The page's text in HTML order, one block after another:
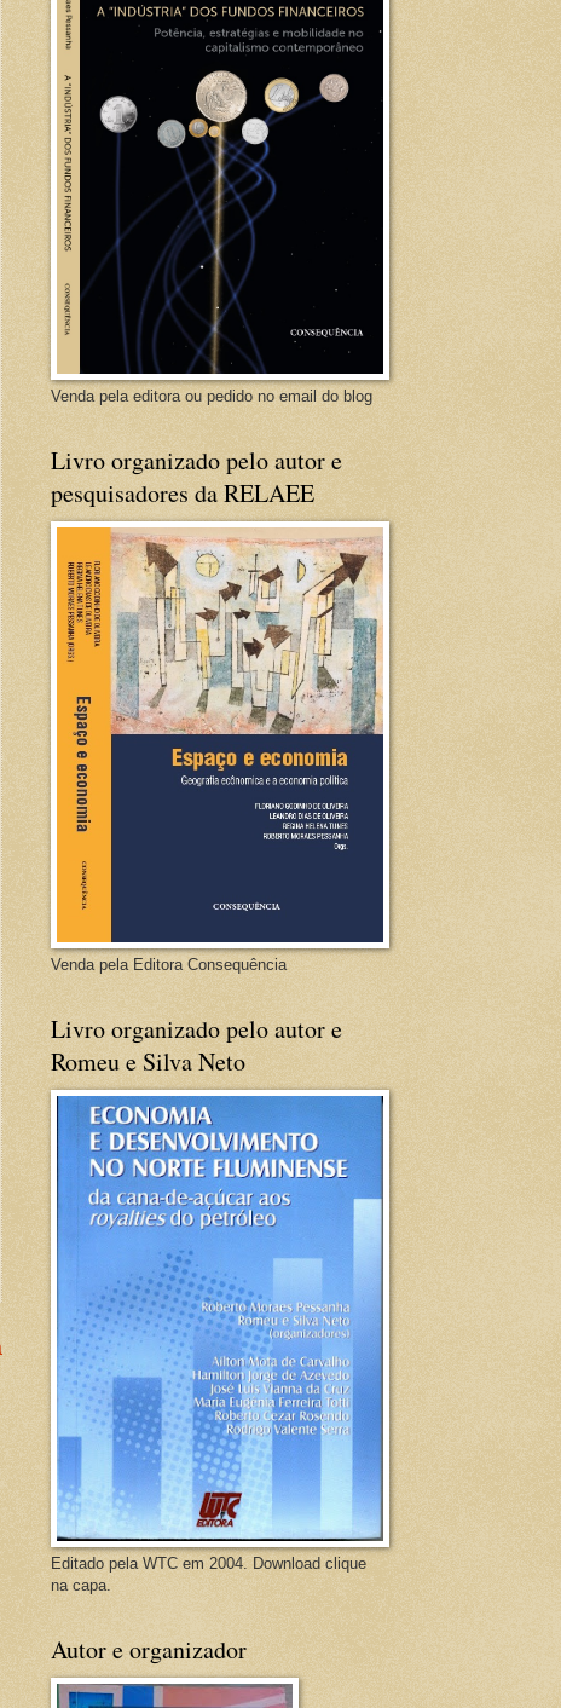
Venda pela editora ou pedido no email do blog
Livro organizado pelo autor e
pesquisadores da RELAEE
Venda pela Editora Consequência
Livro organizado pelo autor e
Romeu e Silva Neto
Editado pela WTC em 2004. Download clique
na capa.
Autor e organizador